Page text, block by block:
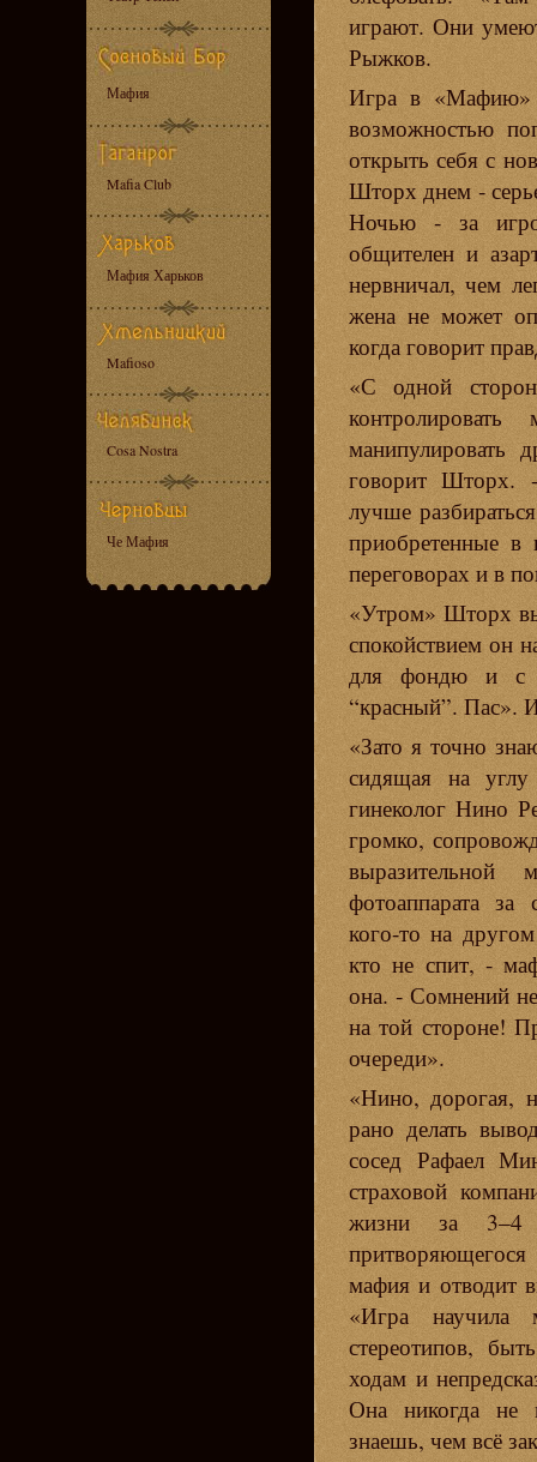
Мафия
Mafia Club
Мафия Харьков
Mafioso
Cosa Nostra
Че Мафия
играют. Они
Рыжков.
Игра в «Мафию»
возможностью
открыть себя с
Шторх днем -
Ночью - за
общителен и
нервничал, чем
жена не может
когда говорит
«С одной
манипулировать
говорит Шторх.
лучше
приобретенные
переговорах и в
«Утром» Шторх
спокойствием он
для фондю и с
“красный”. Пас».
«Зато я точно
сидящая на углу
гинеколог Нино
громко,
фотоаппарата
кого-то на
кто не спит, -
она. - Сомнений
на той стороне!
очереди».
«Нино, дорогая,
рано делать
сосед Рафаел
страховой
жизни за 3–4
мафия и отводит
«Игра
стереотипов,
ходам и
Она никогда не
знаешь, чем всё